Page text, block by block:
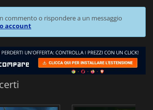
commento o rispondere a un messaggio
account